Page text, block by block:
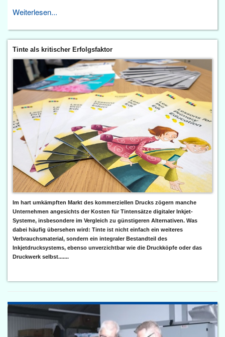
Weiterlesen...
Tinte als kritischer Erfolgsfaktor
Im hart umkämpften Markt des kommerziellen Drucks zögern manche
Unternehmen angesichts der Kosten für Tintensätze digitaler Inkjet-
Systeme, insbesondere im Vergleich zu günstigeren Alternativen. Was
dabei häufig übersehen wird: Tinte ist nicht einfach ein weiteres
Verbrauchsmaterial, sondern ein integraler Bestandteil des
Inkjetdrucksystems, ebenso unverzichtbar wie die Druckköpfe oder das
Druckwerk selbst.......